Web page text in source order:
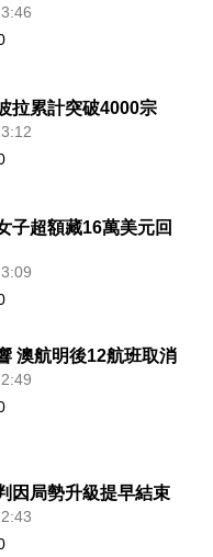
拉累計突破4000宗
子超額藏16萬美元回
澳航明後12航班取消
因局勢升級提早結束